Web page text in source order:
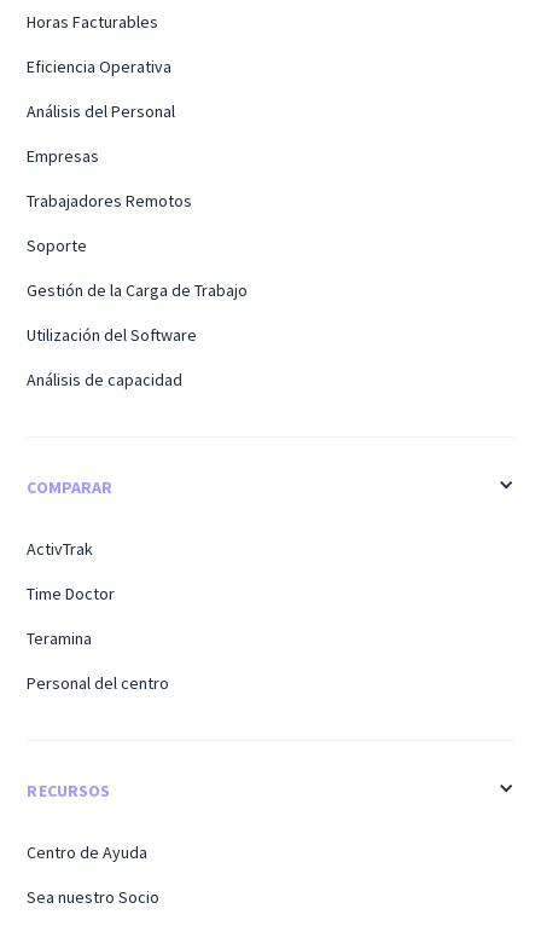
Horas Facturables
Eficiencia Operativa
Análisis del Personal
Empresas
Trabajadores Remotos
Soporte
Gestión de la Carga de Trabajo
Utilización del Software
Análisis de capacidad
COMPARAR
ActivTrak
Time Doctor
Teramina
Personal del centro
RECURSOS
Centro de Ayuda
Sea nuestro Socio